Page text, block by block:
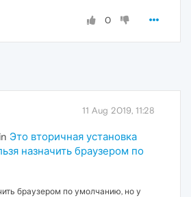
0
11 Aug 2019, 11:28
Это вторичная установка
назначить браузером по
браузером по умолчанию, но у